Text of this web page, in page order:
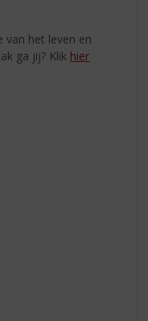
van het leven en
ga jij? Klik hier